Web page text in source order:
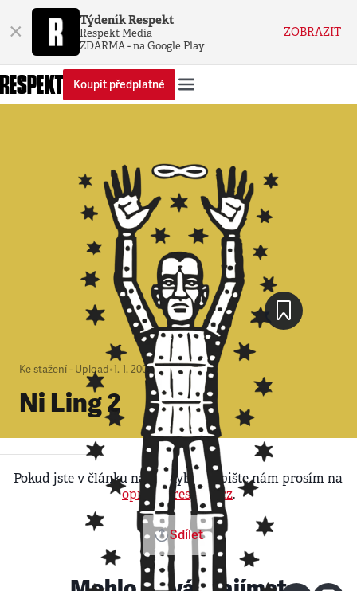
× Týdeník Respekt
Respekt Media
ZDARMA - na Google Play
ZOBRAZIT
Koupit předplatné
Ke stažení - Upload•1. 1. 2000
Ni Ling 2
Pokud jste v článku našli chybu, napište nám prosím na
opravy@respekt.cz.
Sdílet